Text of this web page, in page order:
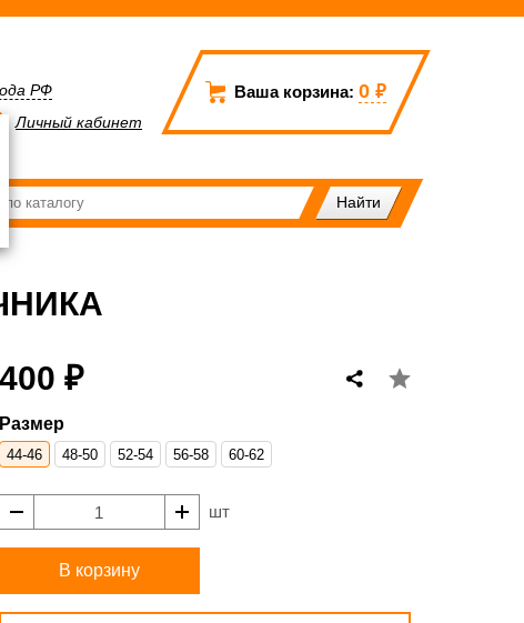
Ваша корзина: 0 ₽
РФ
Личный кабинет
400 ₽
Размер
44-46 48-50 52-54 56-58 60-62
шт
В корзину